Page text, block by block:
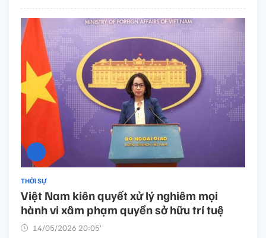
THỜI SỰ
Việt Nam kiên quyết xử lý nghiêm mọi
hành vi xâm phạm quyền sở hữu trí tuệ
14/05/2026 20:05’